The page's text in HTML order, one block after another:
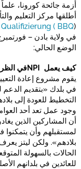
أزمة جائحة كورونا،
أطلقها مركز التعليم
Qualifizierung ( BBQ
في ولاية بادن –
الوضع الحالي:
كيف يعمل NPIفي الظروف العادية؟
في بلدك «بتقديم
التخطيط للعودة إلى
وجود عمل تعد أحد
أن المشاركين الذين
لمستقبلهم وأن
بلادهم». ولكن ليتز
للعائدين في بلدانهم